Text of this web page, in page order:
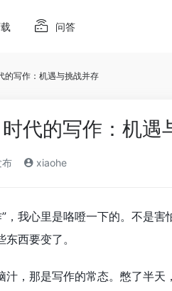
问答
的写作：机遇与挑战并存
代的写作：机遇
布 xiaohe
，我心里是咯噔一下的。不是
西要变了。
，那是写作的常态。憋了半